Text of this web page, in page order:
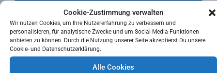
Cookie-Zustimmung verwalten
Wir nutzen Cookies, um Ihre Nutzererfahrung zu verbessern und
personalisieren, für analytische Zwecke und um Social-Media-Funktionen
anbieten zu können. Durch die Nutzung unserer Seite akzeptierst Du unsere
Cookie- und Datenschutzerklärung.
Alle Cookies
11
OKT
HERREN MHC VS. UHC
HAMBURG
1. FELDHOCKEY BUNDESLIGA HERREN 26/27